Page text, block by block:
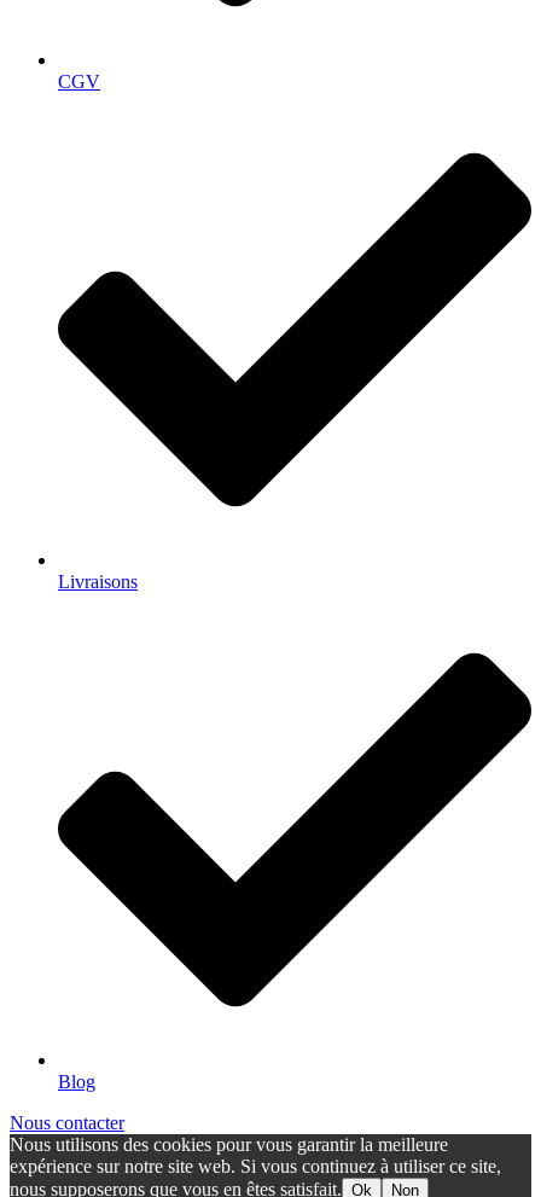
CGV
Livraisons
Blog
Nous contacter
Nous utilisons des cookies pour vous garantir la meilleure
expérience sur notre site web. Si vous continuez à utiliser ce site,
nous supposerons que vous en êtes satisfait. Ok Non